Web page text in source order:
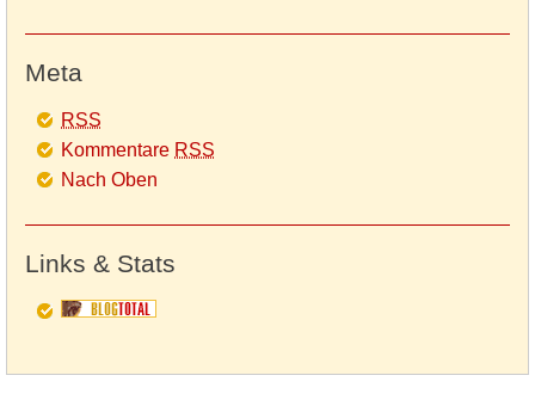
Meta
RSS
Kommentare RSS
Nach Oben
Links & Stats